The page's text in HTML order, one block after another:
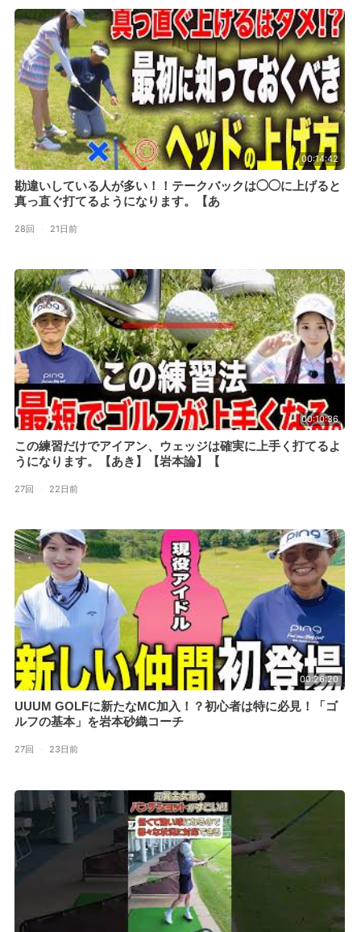
00:14:42
勘違いしている人が多い！！テークバックは◯◯に上げると
真っ直ぐ打てるようになります。【あ
28回 · 21日前
00:10:36
この練習だけでアイアン、ウェッジは確実に上手く打てるよ
うになります。【あき】【岩本論】【
27回 · 22日前
00:26:20
UUUM GOLFに新たなMC加入！？初心者は特に必見！「ゴ
ルフの基本」を岩本砂織コーチ
27回 · 23日前